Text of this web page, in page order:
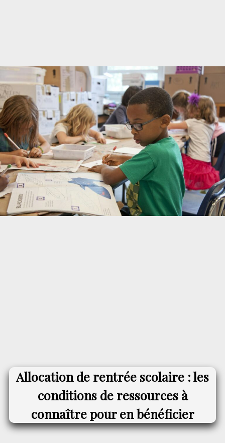
Allocation de rentrée scolaire : les
conditions de ressources à
connaître pour en bénéficier